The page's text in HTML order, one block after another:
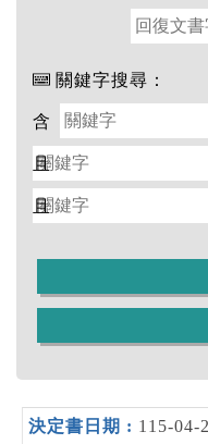
關鍵字搜尋：
含
且
且
115-04-